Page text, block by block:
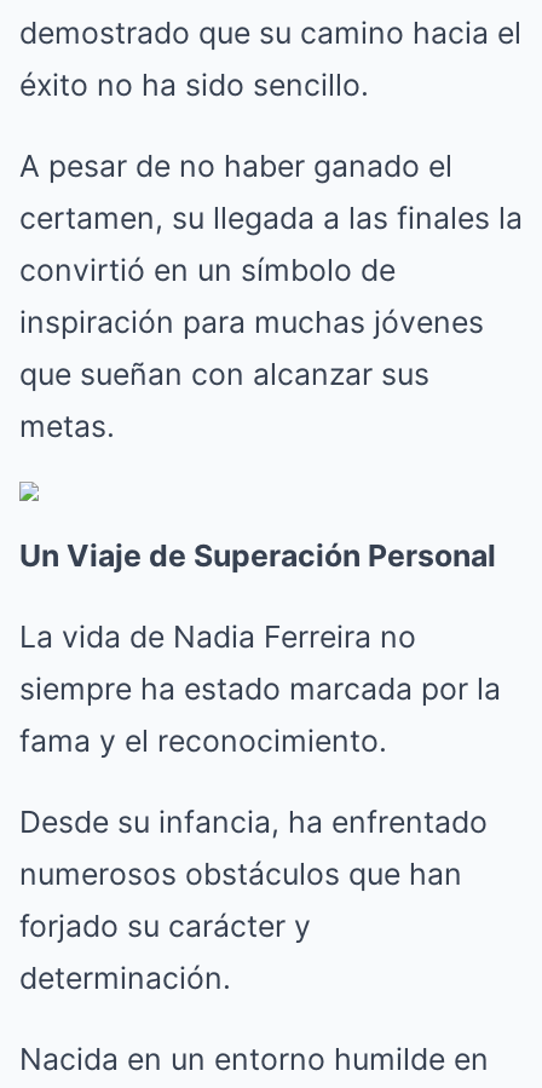
demostrado que su camino hacia el
éxito no ha sido sencillo.
A pesar de no haber ganado el
certamen, su llegada a las finales la
convirtió en un símbolo de
inspiración para muchas jóvenes
que sueñan con alcanzar sus
metas.
Un Viaje de Superación Personal
La vida de Nadia Ferreira no
siempre ha estado marcada por la
fama y el reconocimiento.
Desde su infancia, ha enfrentado
numerosos obstáculos que han
forjado su carácter y
determinación.
Nacida en un entorno humilde en